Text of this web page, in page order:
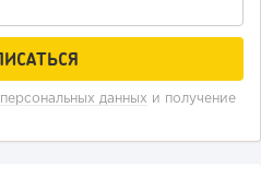
персональных данных и получение